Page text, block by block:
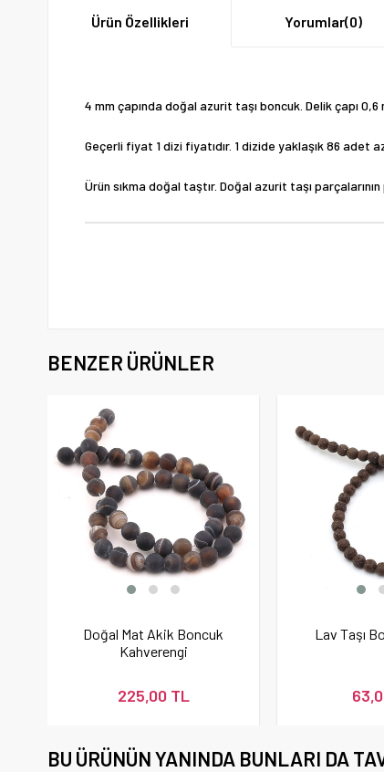
Ürün Özellikleri Yorumlar(0)
4 mm çapında doğal azurit taşı boncuk. Delik çapı 0,6
Geçerli fiyat 1 dizi fiyatıdır. 1 dizide yaklaşık 86 adet
Ürün sıkma doğal taştır. Doğal azurit taşı
BENZER ÜRÜNLER
Doğal Mat Akik Boncuk
Kahverengi
225,00 TL
Lav Taşı
BU ÜRÜNÜN YANINDA BUNLARI DA